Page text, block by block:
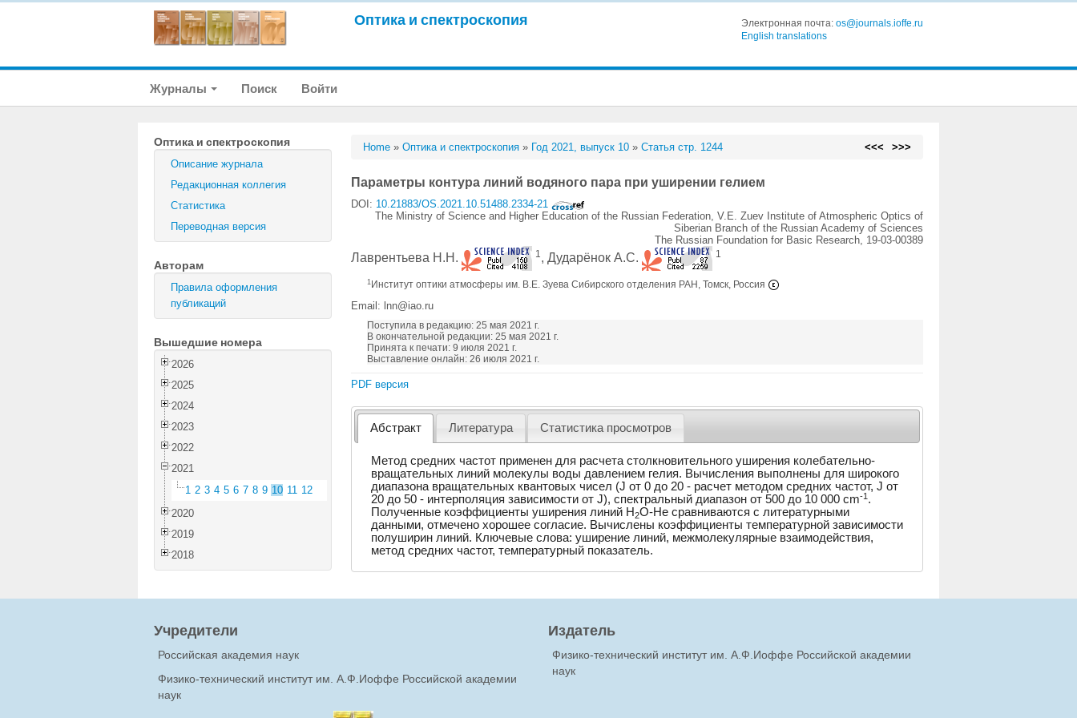
Оптика и спектроскопия Электронная почта: os@journals.ioffe.ru
English translations
Журналы Поиск Войти
Оптика и спектроскопия
Описание журнала
Редакционная коллегия
Статистика
Переводная версия
Авторам
Правила оформления
публикаций
Вышедшие номера
2026
2025
2024
2023
2022
2021
1 2 3 4 5 6 7 8 9 10 11 12
2020
2019
2018
Home »Оптика и спектроскопия » Год 2021, выпуск 10 »Статья стр. 1244 <<< >>>
Параметры контура линий водяного пара при уширении гелием
DOI: 10.21883/OS.2021.10.51488.2334-21
The Ministry of Science and Higher Education of the Russian Federation, V.E. Zuev Institute of Atmospheric Optics of
Siberian Branch of the Russian Academy of Sciences
The Russian Foundation for Basic Research, 19-03-00389
Лаврентьева Н.Н. 1 , Дударёнок А.С. 1
1 Институт оптики атмосферы им. В.Е. Зуева Сибирского отделения РАН, Томск, Россия
Email: lnn@iao.ru
Поступила в редакцию: 25 мая 2021 г.
В окончательной редакции: 25 мая 2021 г.
Принята к печати: 9 июля 2021 г.
Выставление онлайн: 26 июля 2021 г.
PDF версия
Абстракт Литература Статистика просмотров
Метод средних частот применен для расчета столкновительного уширения колебательно-
вращательных линий молекулы воды давлением гелия. Вычисления выполнены для широкого
диапазона вращательных квантовых чисел (J от 0 до 20 - расчет методом средних частот, J от
20 до 50 - интерполяция зависимости от J), спектральный диапазон от 500 до 10 000 cm-1.
Полученные коэффициенты уширения линий H2O-Не сравниваются с литературными
данными, отмечено хорошее согласие. Вычислены коэффициенты температурной зависимости
полуширин линий. Ключевые слова: уширение линий, межмолекулярные взаимодействия,
метод средних частот, температурный показатель.
Учредители
Российская академия наук
Физико-технический институт им. А.Ф.Иоффе Российской академии
наук
Издатель
Физико-технический институт им. А.Ф.Иоффе Российской академии
наук